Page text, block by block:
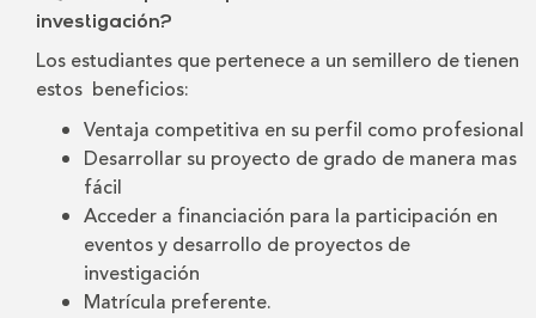
investigación?
Los estudiantes que pertenece a un semillero de tienen
estos beneficios:
Ventaja competitiva en su perfil como profesional
Desarrollar su proyecto de grado de manera mas
fácil
Acceder a financiación para la participación en
eventos y desarrollo de proyectos de
investigación
Matrícula preferente.